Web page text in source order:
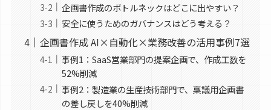
企画書作成のボトルネックはどこに出やすい？
安全に使うためのガバナンスはどう考える？
企画書作成 AI×自動化×業務改善の活用事例7選
事例1：SaaS営業部門の提案企画で、作成工数を
52%削減
事例2：製造業の生産技術部門で、稟議用企画書
の差し戻しを40%削減